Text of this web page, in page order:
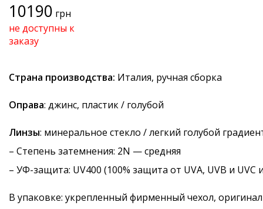
10190 грн
не доступны к
заказу
Страна производства: Италия, ручная сборка
Оправа: джинс, пластик / голубой
Линзы: минеральное стекло / легкий голубой
– Степень затемнения: 2N — средняя
– УФ-защита: UV400 (100% защита от UVA, UVB и UVC
В упаковке: укрепленный фирменный чехол,